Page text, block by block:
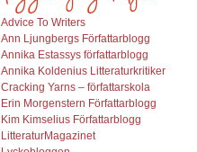
Advice To Writers
Ann Ljungbergs Författarblogg
Annika Estassys författarblogg
Annika Koldenius Litteraturkritiker
Cracking Yarns – författarskola
Erin Morgenstern Författarblogg
Kim Kimselius Författarblogg
LitteraturMagazinet